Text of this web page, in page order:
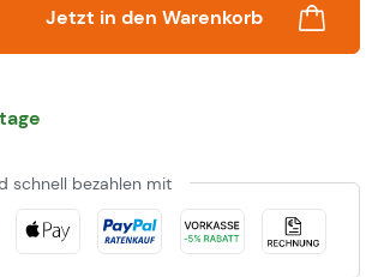
Jetzt in den Warenkorb
schnell bezahlen mit